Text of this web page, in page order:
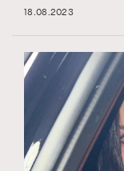
18.08.2023